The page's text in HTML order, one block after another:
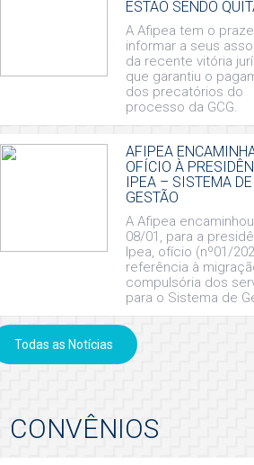
ESTÃO SENDO
A Afipea tem o
informar a seus
da recente vitória
que garantiu o
dos precatórios do
processo da GCG.
AFIPEA
OFÍCIO À
IPEA – SISTEMA DE
GESTÃO
A Afipea
08/01, para a
Ipea, ofício (nº01/
referência à
compulsória dos
para o Sistema de
Todas as Notícias
CONVÊNIOS